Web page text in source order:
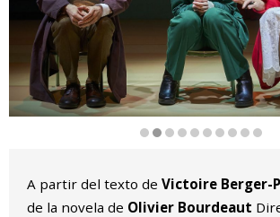
A partir del texto de Victoire Berger-
de la novela de Olivier Bourdeaut